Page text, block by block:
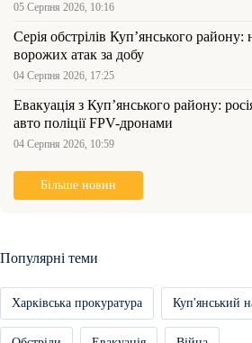
05 Серпня 2026, 10:16
Серія обстрілів Куп’янського району:
ворожих атак за добу
04 Серпня 2026, 17:25
Евакуація з Куп’янського району:
авто поліції FPV-дронами
04 Серпня 2026, 10:59
Більше новин
Популярні теми
Харківська прокуратура Куп'янський